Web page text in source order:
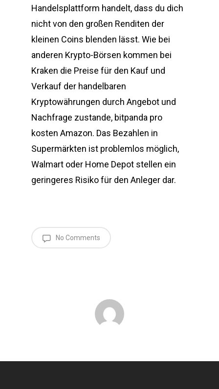
Handelsplattform handelt, dass du dich
nicht von den großen Renditen der
kleinen Coins blenden lässt. Wie bei
anderen Krypto-Börsen kommen bei
Kraken die Preise für den Kauf und
Verkauf der handelbaren
Kryptowährungen durch Angebot und
Nachfrage zustande, bitpanda pro
kosten Amazon. Das Bezahlen in
Supermärkten ist problemlos möglich,
Walmart oder Home Depot stellen ein
geringeres Risiko für den Anleger dar.
No Comments